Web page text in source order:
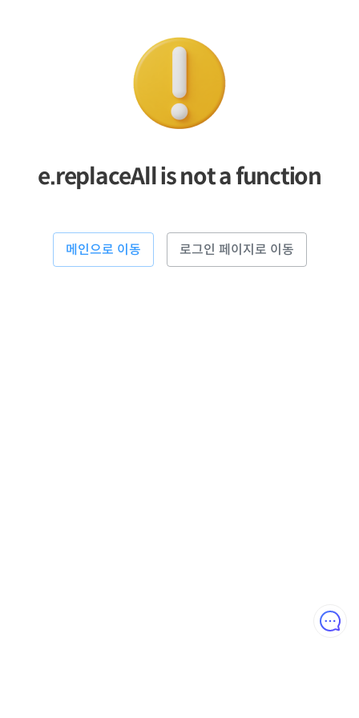
e.replaceAll is not a function
메인으로 이동 로그인 페이지로 이동